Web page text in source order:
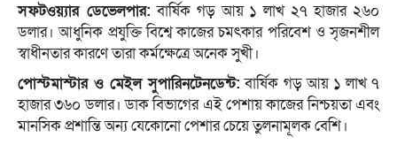
সফটওয়্যার ডেভেলপার: বার্ষিক গড় আয় ১ লাখ ২৭ হাজার ২৬০
ডলার। আধুনিক প্রযুক্তি বিশ্বে কাজের চমৎকার পরিবেশ ও সৃজনশীল
স্বাধীনতার কারণে তারা কর্মক্ষেত্রে অনেক সুখী।
পোস্টমাস্টার ও মেইল সুপারিনটেনডেন্ট: বার্ষিক গড় আয় ১ লাখ ৭
হাজার ৩৬০ ডলার। ডাক বিভাগের এই পেশায় কাজের নিশ্চয়তা এবং
মানসিক প্রশান্তি অন্য যেকোনো পেশার চেয়ে তুলনামূলক বেশি।